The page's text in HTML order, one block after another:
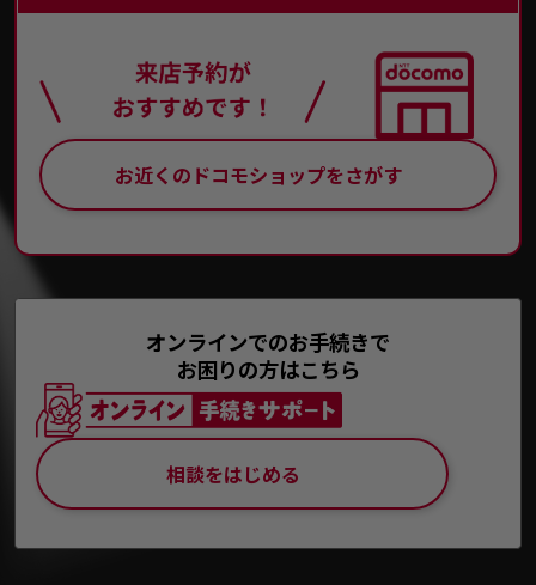
お近くのドコモショップをさがす
オンラインでのお手続きで
お困りの方はこちら
相談をはじめる